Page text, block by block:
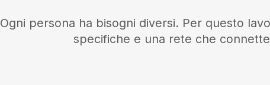
Ogni persona ha bisogni diversi. Per questo
specifiche e una rete che